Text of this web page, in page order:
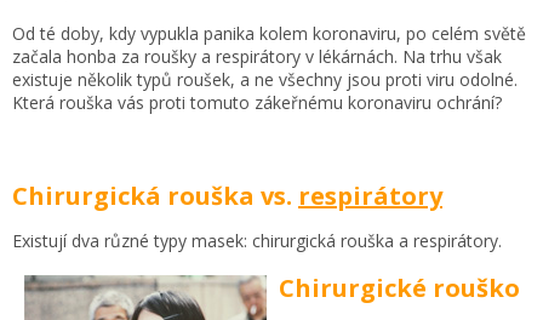
Od té doby, kdy vypukla panika kolem koronaviru, po celém světě
začala honba za roušky a respirátory v lékárnách. Na trhu však
existuje několik typů roušek, a ne všechny jsou proti viru odolné.
Která rouška vás proti tomuto zákeřnému koronaviru ochrání?
Chirurgická rouška vs. respirátory
Existují dva různé typy masek: chirurgická rouška a respirátory.
Chirurgické rouško